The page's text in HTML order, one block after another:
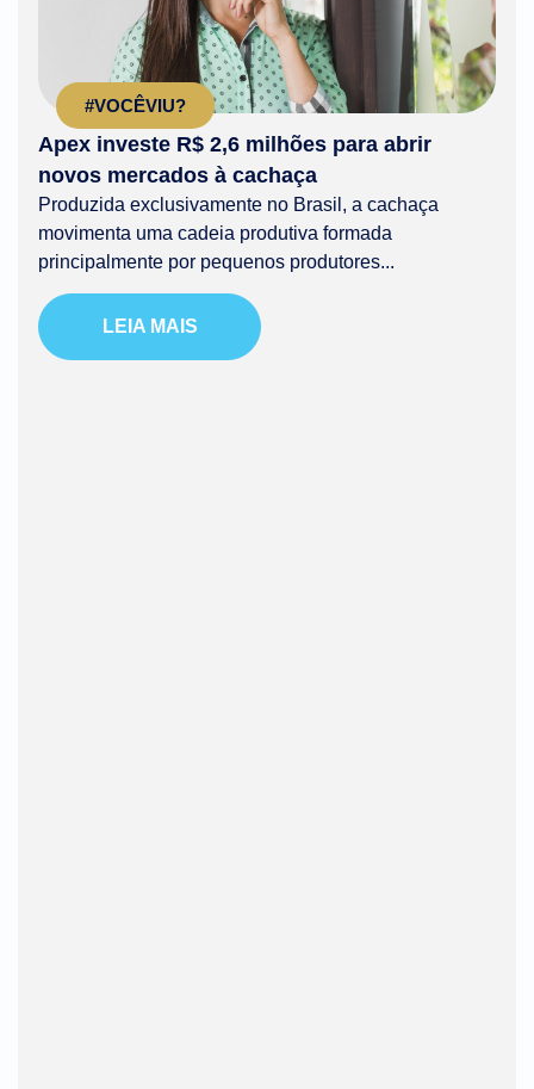
#VOCÊVIU?
Apex investe R$ 2,6 milhões para abrir
novos mercados à cachaça
Produzida exclusivamente no Brasil, a cachaça
movimenta uma cadeia produtiva formada
principalmente por pequenos produtores...
LEIA MAIS